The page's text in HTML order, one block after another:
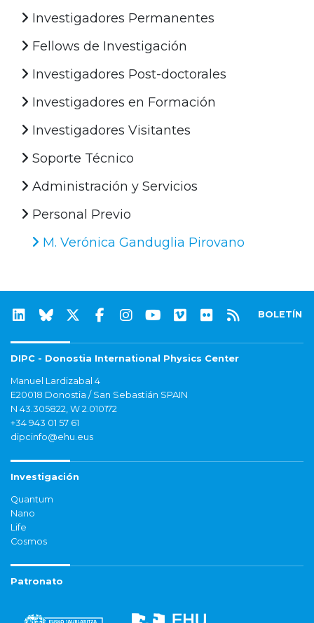
Investigadores Permanentes
Fellows de Investigación
Investigadores Post-doctorales
Investigadores en Formación
Investigadores Visitantes
Soporte Técnico
Administración y Servicios
Personal Previo
M. Verónica Ganduglia Pirovano
BOLETÍN
DIPC - Donostia International Physics Center
Manuel Lardizabal 4
E20018 Donostia / San Sebastián SPAIN
N 43.305822, W 2.010172
+34 943 01 57 61
dipcinfo@ehu.eus
Investigación
Quantum
Nano
Life
Cosmos
Patronato